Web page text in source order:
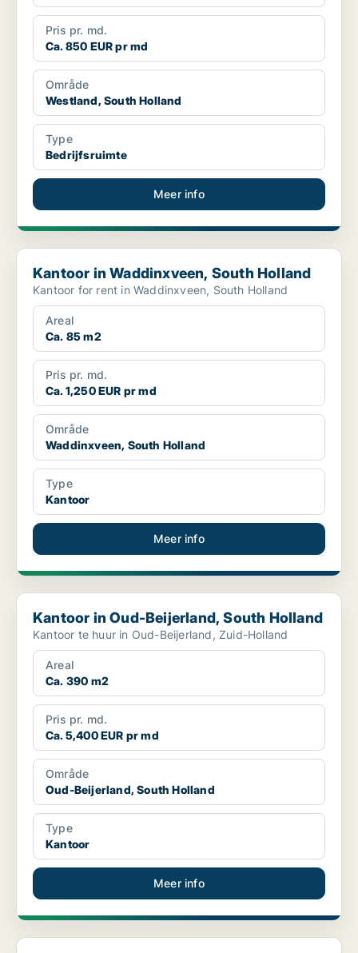
Pris pr. md.
Ca. 850 EUR pr md
Område
Westland, South Holland
Type
Bedrijfsruimte
Meer info
Kantoor in Waddinxveen, South Holland
Kantoor in Waddinxveen, South Holland
Kantoor for rent in Waddinxveen, South Holland
Areal
Ca. 85 m2
Pris pr. md.
Ca. 1,250 EUR pr md
Område
Waddinxveen, South Holland
Type
Kantoor
Meer info
Kantoor in Oud-Beijerland, South Holland
Kantoor in Oud-Beijerland, South Holland
Kantoor te huur in Oud-Beijerland, Zuid-Holland
Areal
Ca. 390 m2
Pris pr. md.
Ca. 5,400 EUR pr md
Område
Oud-Beijerland, South Holland
Type
Kantoor
Meer info
Commercial property in Pijnacker-Nootdorp, South Holland